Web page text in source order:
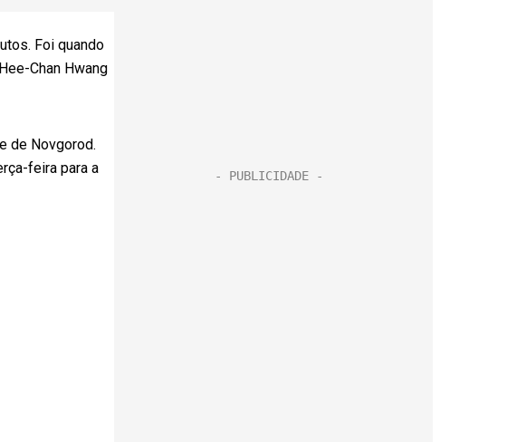
Foi quando
Chan Hwang
de Novgorod.
feira para a